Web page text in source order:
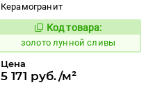
Керамогранит
521886
Код товара:
золото лунной сливы
Цена
5 171 руб./м²